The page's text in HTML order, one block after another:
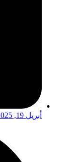
أبريل 19, 2025